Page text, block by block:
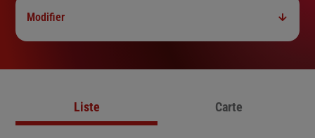
Modifier
Liste Carte